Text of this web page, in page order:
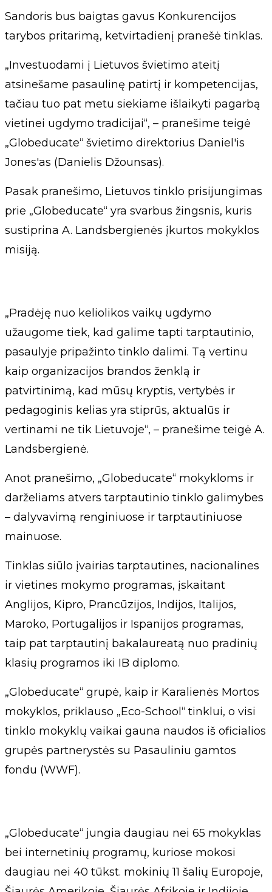
Sandoris bus baigtas gavus Konkurencijos
tarybos pritarimą, ketvirtadienį pranešė tinklas.
„Investuodami į Lietuvos švietimo ateitį
atsinešame pasaulinę patirtį ir kompetencijas,
tačiau tuo pat metu siekiame išlaikyti pagarbą
vietinei ugdymo tradicijai“, – pranešime teigė
„Globeducate“ švietimo direktorius Daniel'is
Jones'as (Danielis Džounsas).
Pasak pranešimo, Lietuvos tinklo prisijungimas
prie „Globeducate“ yra svarbus žingsnis, kuris
sustiprina A. Landsbergienės įkurtos mokyklos
misiją.
„Pradėję nuo keliolikos vaikų ugdymo
užaugome tiek, kad galime tapti tarptautinio,
pasaulyje pripažinto tinklo dalimi. Tą vertinu
kaip organizacijos brandos ženklą ir
patvirtinimą, kad mūsų kryptis, vertybės ir
pedagoginis kelias yra stiprūs, aktualūs ir
vertinami ne tik Lietuvoje“, – pranešime teigė A.
Landsbergienė.
Anot pranešimo, „Globeducate“ mokykloms ir
darželiams atvers tarptautinio tinklo galimybes
– dalyvavimą renginiuose ir tarptautiniuose
mainuose.
Tinklas siūlo įvairias tarptautines, nacionalines
ir vietines mokymo programas, įskaitant
Anglijos, Kipro, Prancūzijos, Indijos, Italijos,
Maroko, Portugalijos ir Ispanijos programas,
taip pat tarptautinį bakalaureatą nuo pradinių
klasių programos iki IB diplomo.
„Globeducate“ grupė, kaip ir Karalienės Mortos
mokyklos, priklauso „Eco-School“ tinklui, o visi
tinklo mokyklų vaikai gauna naudos iš oficialios
grupės partnerystės su Pasauliniu gamtos
fondu (WWF).
„Globeducate“ jungia daugiau nei 65 mokyklas
bei internetinių programų, kuriose mokosi
daugiau nei 40 tūkst. mokinių 11 šalių Europoje,